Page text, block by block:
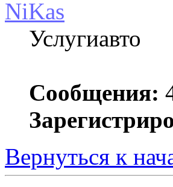
NiKas
Услугиавто
Сообщения:
Вернуться к